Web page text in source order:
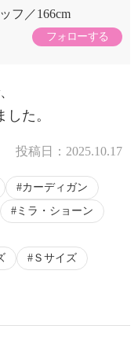
フ
166cm
フォローする
た。
投稿日： 2025.10.17
カーディガン
ミラ・ショーン
Ｓサイズ